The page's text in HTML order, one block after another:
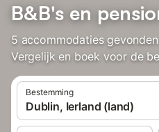
B&B's en
5 accommodaties gevonden
Vergelijk en boek voor de
Bestemming
Dublin, Ierland (land)